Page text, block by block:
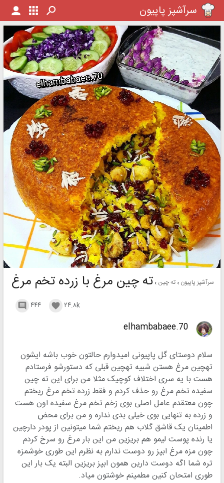
سرآشپز پاپیون
سرآشپز پاپیون ته چین ته چین مرغ با زرده تخم مرغ
۴۴۴  ۲۴.۸k 
elhambabaee.70
سلام دوستای گل پاپیونی امیدوارم حالتون خوب باشه ایشون
تهچین مرغ هستن شبیه تهچین قبلی که دستورشو فرستادم
هست با یه سری اختلاف کوچیک مثلا من برای این ته چین
سفیده تخم مرغ رو حذف کردم و فقط زرده تخم مرغ ریختم
چون معتقدم عامل اصلی بوی زخم تخم مرغ سفیده اون هست
و زرده به تنهایی بوی خیلی بدی نداره و من برای محض
اطمینان یک قاشق گلاب هم ریختم شما میتونین از پودر دارچین
یا رنده پوست لیمو هم بریزین من این بار مرغ رو سرخ کردم
چون مزه مرغ ابپز رو دوست ندارم به نظرم این طوری خوشمزه
تره شما اگه دوست دارین همون ابپز بریزین البته یک بار این
طوری امتحان کنین مطمینم خوشتون میاد.